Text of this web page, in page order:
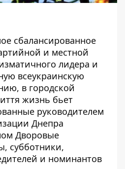
сбалансированное
и местной
лидера и
всеукраинскую
в городской
жизнь бьет
руководителем
Днепра
Дворовые
субботники,
и номинантов